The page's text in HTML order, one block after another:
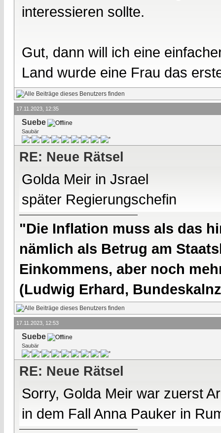
interessieren sollte.
Gut, dann will ich eine
Land wurde eine Frau das
17.11.2023, 12:35
Suebe
Saubär
RE: Neue Rätsel
Golda Meir in Jsrael
später Regierungschefin
"Die Inflation muss als das
nämlich als Betrug am
Einkommens, aber noch
(Ludwig Erhard,
17.11.2023, 12:53
Suebe
Saubär
RE: Neue Rätsel
Sorry, Golda Meir war zuerst
in dem Fall Anna Pauker in